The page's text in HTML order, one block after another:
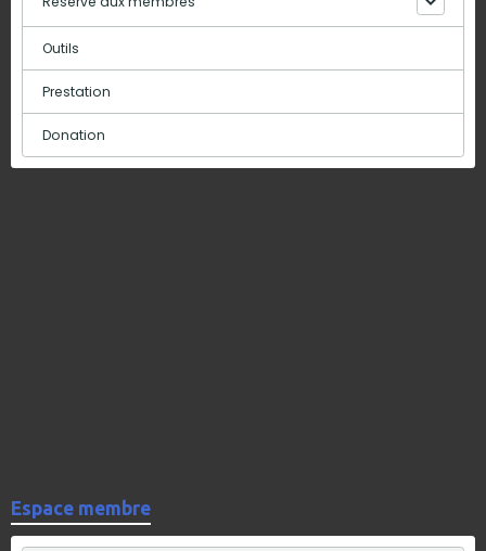
Outils
Prestation
Donation
Espace membre